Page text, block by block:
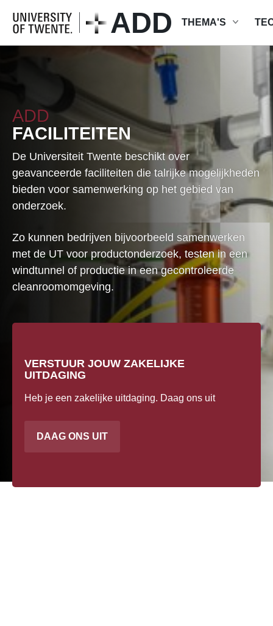
ADD THEMA'S
Gezondheid
Safety & Security
Klimaat
Chiptechnologie
ADD
FACILITEITEN
De Universiteit Twente beschikt over
geavanceerde faciliteiten die talrijke mogelijkheden
bieden voor samenwerking op het gebied van
onderzoek.
Zo kunnen bedrijven bijvoorbeeld samenwerken
met de UT voor productonderzoek, testen in een
windtunnel of productie in een gecontroleerde
cleanroomomgeving.
VERSTUUR JOUW ZAKELIJKE
UITDAGING
Heb je een zakelijke uitdaging. Daag ons uit
DAAG ONS UIT